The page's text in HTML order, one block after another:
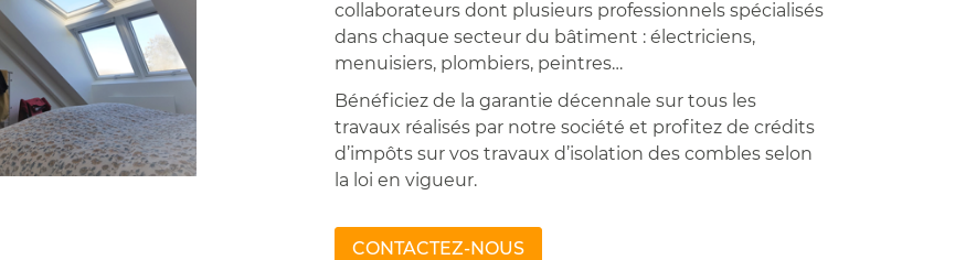
collaborateurs dont plusieurs professionnels spécialisés
dans chaque secteur du bâtiment : électriciens,
menuisiers, plombiers, peintres…
Bénéficiez de la garantie décennale sur tous les
travaux réalisés par notre société et profitez de crédits
d’impôts sur vos travaux d’isolation des combles selon
la loi en vigueur.
CONTACTEZ-NOUS